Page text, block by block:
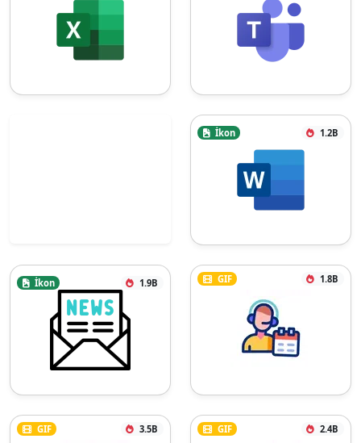
İkon 1.2B
İkon 1.9B GIF 1.8B
GIF 3.5B GIF 2.4B